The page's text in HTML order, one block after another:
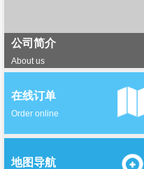
公司简介
About us
在线订单
Order online
地图导航